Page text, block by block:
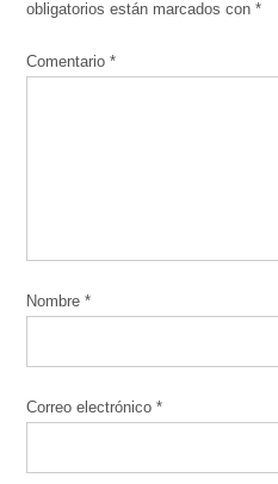
obligatorios están marcados con*
Comentario*
Nombre*
Correo electrónico*